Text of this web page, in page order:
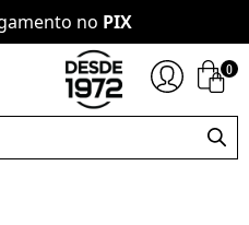
no PIX
0